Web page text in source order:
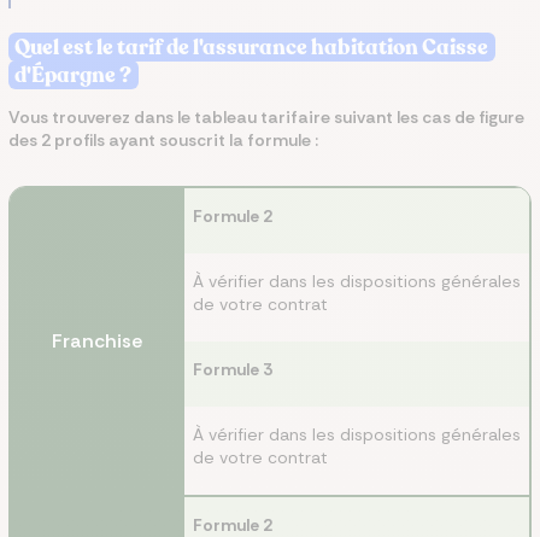
Quel est le tarif de l'assurance habitation Caisse
d'Épargne ?
Vous trouverez dans le tableau tarifaire suivant les cas de figure
des 2 profils ayant souscrit la formule :
Franchise
Formule 2
À vérifier dans les dispositions générales
de votre contrat
Formule 3
À vérifier dans les dispositions générales
de votre contrat
Formule 2